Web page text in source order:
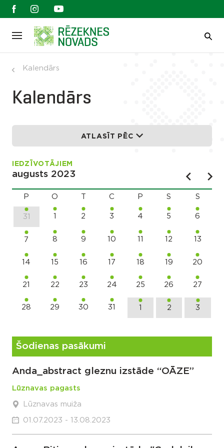
Kalendārs
Kalendārs
ATLASĪT PĒC
IEDZĪVOTĀJIEM
augusts 2023
P O C P S S
31 1 2 3 4 5 6
7 8 9 10 11 12 13
14 15 16 17 18 19 20
21 22 23 24 25 26 27
28 29 30 31 1 2 3
Šodienas pasākumi
Anda_abstract gleznu izstāde “OĀZE”
Lūznavas pagasts
Lūznavas muiža
01.07.2023 - 13.08.2023